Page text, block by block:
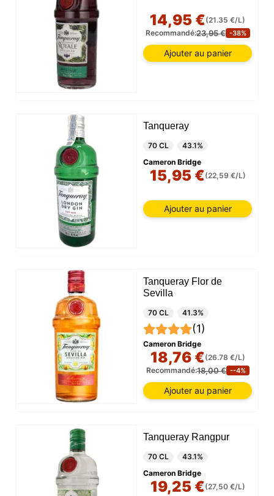
14,95 €(21.35 €/L)
Recommandé:23,95 € -38%
Ajouter au panier
Tanqueray
70 CL
43.1%
Cameron Bridge
15,95 €(22,59 €/L)
Ajouter au panier
Tanqueray Flor de
Sevilla
70 CL 41.3%
(1)
Cameron Bridge
18,76 €(26.78 €/L)
Recommandé:18,00 € --4%
Ajouter au panier
Tanqueray Rangpur
70 CL
43.1%
Cameron Bridge
19,25 €(27,50 €/L)